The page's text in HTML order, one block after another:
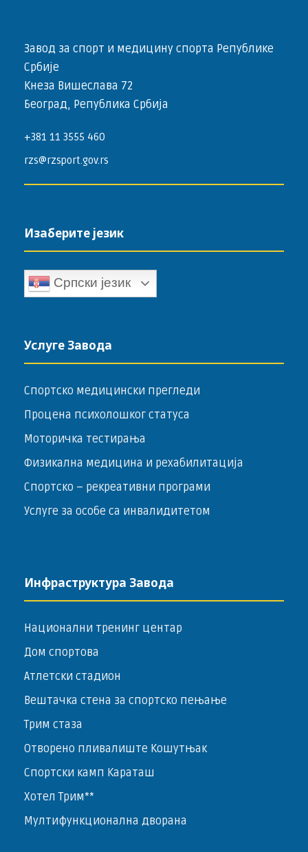
Завод за спорт и медицину спорта Републике
Србије
Кнеза Вишеслава 72
Београд, Република Србија
+381 11 3555 460
rzs@rzsport.gov.rs
Изаберите језик
Српски језик
Услуге Завода
Спортско медицински прегледи
Процена психолошког статуса
Моторичка тестирања
Физикална медицина и рехабилитација
Спортско – ­рекреативни програми
Услуге за особе са инвалидитетом
Инфраструктура Завода
Национални тренинг центар
Дом спортова
Атлетски стадион
Вештачка стена за спортско пењање
Трим стаза
Отворено пливалиште Кошутњак
Спортски камп Караташ
Хотел Трим**
Мултифункционална дворана